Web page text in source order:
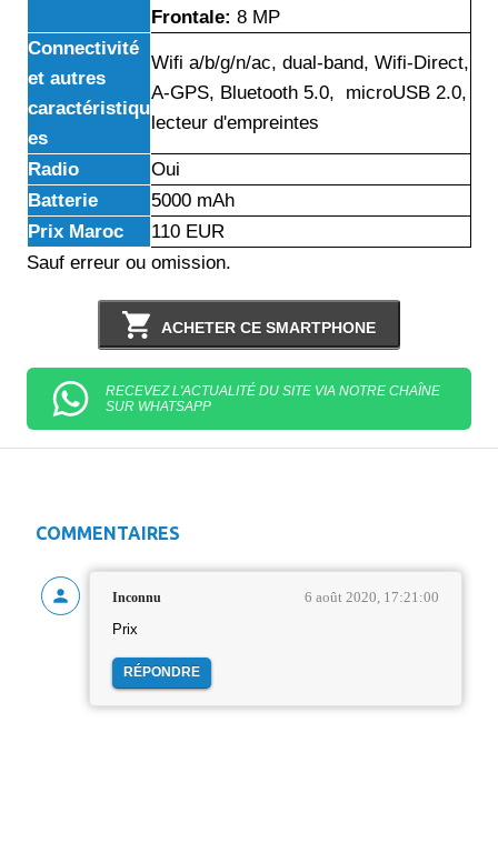
Frontale: 8 MP
Connectivité
et autres
caractéristiqu
es
Wifi a/b/g/n/ac, dual-band, Wifi-Direct,
A-GPS, Bluetooth 5.0, microUSB 2.0,
lecteur d'empreintes
Radio
Oui
Batterie
5000 mAh
Prix Maroc
110 EUR
Sauf erreur ou omission.
ACHETER CE SMARTPHONE
RECEVEZ L'ACTUALITÉ DU SITE VIA NOTRE CHAÎNE
SUR WHATSAPP
COMMENTAIRES
Inconnu 6 août 2020, 17:21:00
Prix
RÉPONDRE